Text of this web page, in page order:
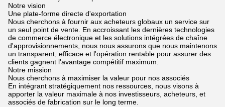
Notre vision
Une plate-forme directe d'exportation
Nous cherchons à fournir aux acheteurs globaux un service sur
un seul point de vente. En accroissant les dernières technologies
de commerce électronique et les solutions intégrées de chaîne
d'approvisionnements, nous nous assurons que nous maintenons
un transparent, efficace et l'opération rentable pour assurer des
clients gagnent l'avantage compétitif maximum.
Notre mission
Nous cherchons à maximiser la valeur pour nos associés
En intégrant stratégiquement nos ressources, nous visons à
apporter la valeur maximale à nos investisseurs, acheteurs, et
associés de fabrication sur le long terme.